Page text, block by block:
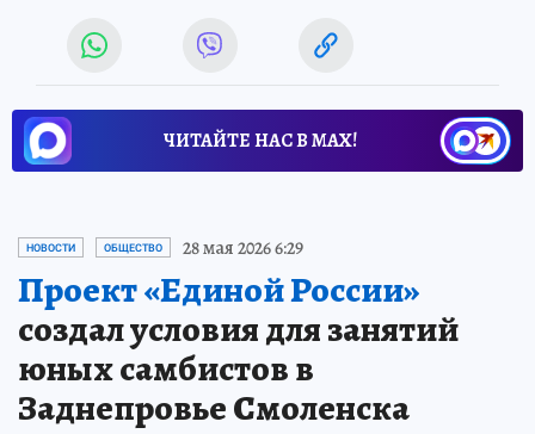
ЧИТАЙТЕ НАС В МАХ!
НОВОСТИ ОБЩЕСТВО 28 мая 2026 6:29
Проект «Единой России»
создал условия для занятий
юных самбистов в
Заднепровье Смоленска